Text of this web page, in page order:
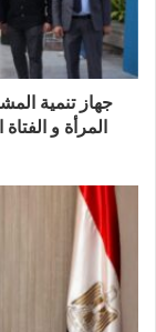
جهاز تنمية
المرأة و